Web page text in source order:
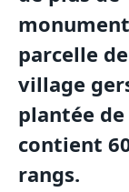
parcelle
village
plantée
contient
rangs.